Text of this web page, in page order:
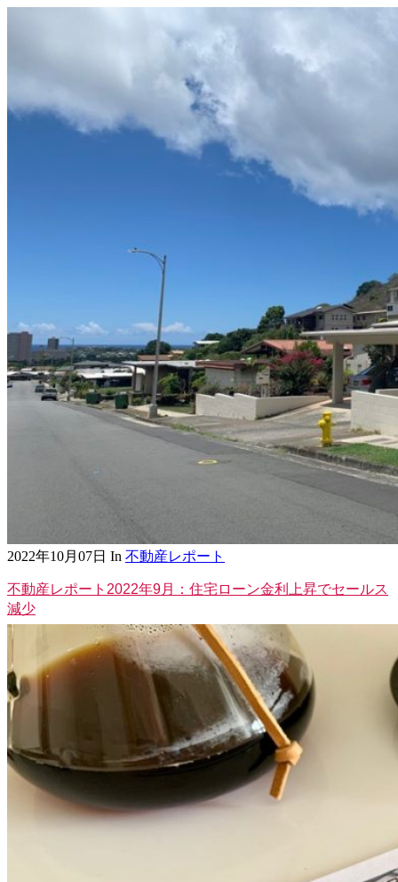
2022年10月07日 In 不動産レポート
不動産レポート2022年9月：住宅ローン金利上昇でセールス
減少